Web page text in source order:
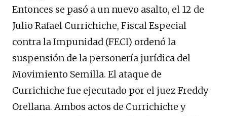
Entonces se pasó a un nuevo asalto, el 12 de
Julio Rafael Currichiche, Fiscal Especial
contra la Impunidad (FECI) ordenó la
suspensión de la personería jurídica del
Movimiento Semilla. El ataque de
Currichiche fue ejecutado por el juez Freddy
Orellana. Ambos actos de Currichiche y